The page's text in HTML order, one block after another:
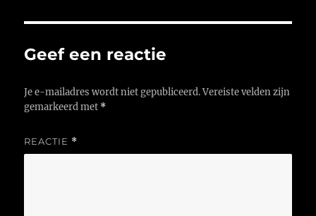
Geef een reactie
Je e-mailadres wordt niet gepubliceerd. Vereiste velden zijn
gemarkeerd met *
REACTIE *